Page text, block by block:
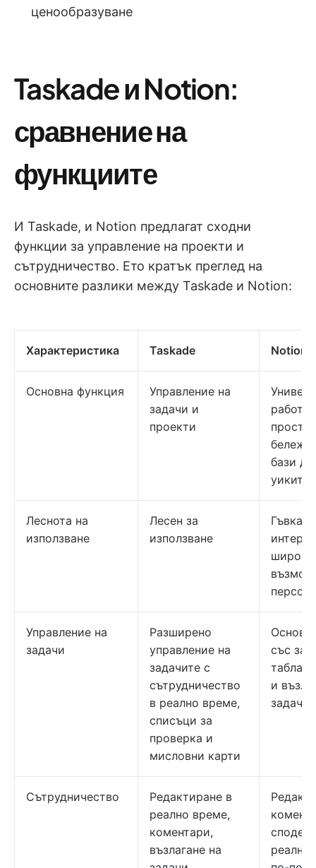
ценообразуване
Taskade и Notion:
сравнение на
функциите
И Taskade, и Notion предлагат сходни
функции за управление на проекти и
сътрудничество. Ето кратък преглед на
основните разлики между Taskade и Notion:
Характеристика Taskade Notion
Основна функция
Управление на
задачи и
проекти
работно
бази
уикита
Леснота на
използване
Лесен за
използване
широки
Управление на
задачи
Разширено
управление на
задачите с
сътрудничество
в реално време,
списъци за
проверка и
мисловни карти
със
табла
и
задачи
Сътрудничество
Редактиране в
реално време,
коментари,
възлагане на
реално